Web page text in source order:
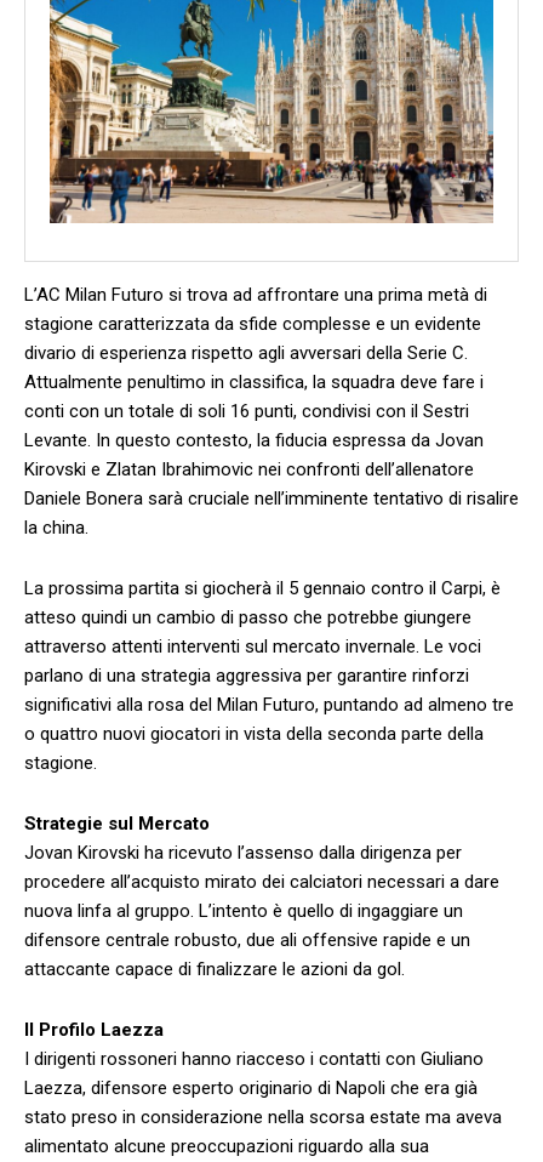
L’AC Milan⁢ Futuro si trova ad affrontare una prima metà ‍di
stagione caratterizzata ‌da sfide​ complesse e ‌un evidente‌
divario di ‍esperienza rispetto agli ⁤avversari della Serie C.
Attualmente penultimo in classifica, ⁤la squadra deve ⁢fare i
conti⁣ con‌ un totale di soli 16 punti, condivisi con il Sestri
Levante. In questo contesto, la fiducia⁣ espressa ⁤da Jovan
Kirovski⁤ e Zlatan Ibrahimovic nei confronti dell’allenatore⁢
Daniele Bonera ‌sarà cruciale nell’imminente​ tentativo di risalire
la china.
La prossima partita si giocherà il 5 ‌gennaio contro il Carpi, è
atteso quindi un cambio di passo‍ che ⁤potrebbe giungere
attraverso ​attenti interventi sul mercato invernale. Le voci
parlano di ⁢una strategia aggressiva per‌ garantire rinforzi⁤
significativi alla rosa del Milan Futuro, ‌puntando ad almeno tre
o quattro nuovi giocatori in vista della seconda parte della
stagione.
Strategie sul Mercato
Jovan Kirovski ha⁤ ricevuto l’assenso dalla dirigenza per
procedere ⁢all’acquisto ⁣mirato ⁤dei calciatori necessari a dare​
nuova linfa al ⁣gruppo. L’intento è quello di ingaggiare un
‌difensore centrale robusto, ‌due ali offensive rapide e un
⁤attaccante capace di finalizzare le azioni da gol.
Il Profilo Laezza
I dirigenti rossoneri hanno riacceso i contatti con Giuliano
Laezza, difensore esperto originario ​di Napoli che era già
stato preso in considerazione​ nella scorsa estate ma aveva
alimentato alcune preoccupazioni riguardo⁢ alla sua